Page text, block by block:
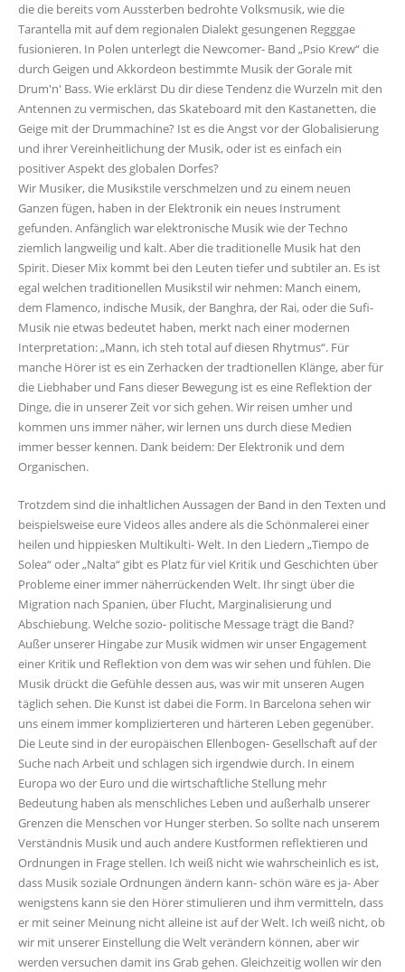
die die bereits vom Aussterben bedrohte Volksmusik, wie die
Tarantella mit auf dem regionalen Dialekt gesungenen Regggae
fusionieren. In Polen unterlegt die Newcomer- Band „Psio Krew“ die
durch Geigen und Akkordeon bestimmte Musik der Gorale mit
Drum'n' Bass. Wie erklärst Du dir diese Tendenz die Wurzeln mit den
Antennen zu vermischen, das Skateboard mit den Kastanetten, die
Geige mit der Drummachine? Ist es die Angst vor der Globalisierung
und ihrer Vereinheitlichung der Musik, oder ist es einfach ein
positiver Aspekt des globalen Dorfes?
Wir Musiker, die Musikstile verschmelzen und zu einem neuen
Ganzen fügen, haben in der Elektronik ein neues Instrument
gefunden. Anfänglich war elektronische Musik wie der Techno
ziemlich langweilig und kalt. Aber die traditionelle Musik hat den
Spirit. Dieser Mix kommt bei den Leuten tiefer und subtiler an. Es ist
egal welchen traditionellen Musikstil wir nehmen: Manch einem,
dem Flamenco, indische Musik, der Banghra, der Rai, oder die Sufi-
Musik nie etwas bedeutet haben, merkt nach einer modernen
Interpretation: „Mann, ich steh total auf diesen Rhytmus“. Für
manche Hörer ist es ein Zerhacken der tradtionellen Klänge, aber für
die Liebhaber und Fans dieser Bewegung ist es eine Reflektion der
Dinge, die in unserer Zeit vor sich gehen. Wir reisen umher und
kommen uns immer näher, wir lernen uns durch diese Medien
immer besser kennen. Dank beidem: Der Elektronik und dem
Organischen.
Trotzdem sind die inhaltlichen Aussagen der Band in den Texten und
beispielsweise eure Videos alles andere als die Schönmalerei einer
heilen und hippiesken Multikulti- Welt. In den Liedern „Tiempo de
Solea“ oder „Nalta“ gibt es Platz für viel Kritik und Geschichten über
Probleme einer immer näherrückenden Welt. Ihr singt über die
Migration nach Spanien, über Flucht, Marginalisierung und
Abschiebung. Welche sozio- politische Message trägt die Band?
Außer unserer Hingabe zur Musik widmen wir unser Engagement
einer Kritik und Reflektion von dem was wir sehen und fühlen. Die
Musik drückt die Gefühle dessen aus, was wir mit unseren Augen
täglich sehen. Die Kunst ist dabei die Form. In Barcelona sehen wir
uns einem immer komplizierteren und härteren Leben gegenüber.
Die Leute sind in der europäischen Ellenbogen- Gesellschaft auf der
Suche nach Arbeit und schlagen sich irgendwie durch. In einem
Europa wo der Euro und die wirtschaftliche Stellung mehr
Bedeutung haben als menschliches Leben und außerhalb unserer
Grenzen die Menschen vor Hunger sterben. So sollte nach unserem
Verständnis Musik und auch andere Kustformen reflektieren und
Ordnungen in Frage stellen. Ich weiß nicht wie wahrscheinlich es ist,
dass Musik soziale Ordnungen ändern kann- schön wäre es ja- Aber
wenigstens kann sie den Hörer stimulieren und ihm vermitteln, dass
er mit seiner Meinung nicht alleine ist auf der Welt. Ich weiß nicht, ob
wir mit unserer Einstellung die Welt verändern können, aber wir
werden versuchen damit ins Grab gehen. Gleichzeitig wollen wir den